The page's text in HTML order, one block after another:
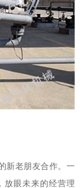
新老朋友合作。一
放眼未来的经营理